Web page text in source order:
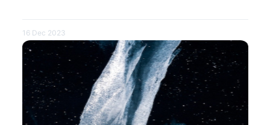
16 Dec 2023